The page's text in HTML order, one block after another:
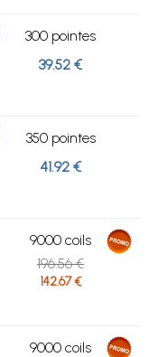
300 pointes
39.52 €
350 pointes
41.92 €
9000 coils
196.56 €
142.67 €
9000 coils